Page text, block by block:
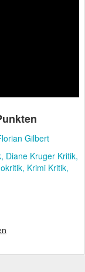
Gilbert
Diane Kruger Kritik
Krimi Kritik